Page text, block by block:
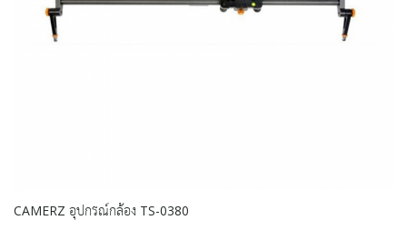
CAMERZ อุปกรณ์กล้อง TS-0380